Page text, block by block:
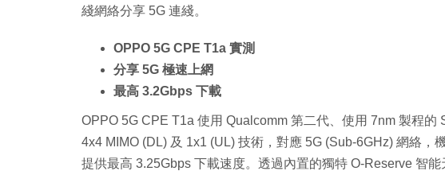
綫網絡分享 5G 連綫。
OPPO 5G CPE T1a 實測
分享 5G 極速上網
最高 3.2Gbps 下載
OPPO 5G CPE T1a 使用 Qualcomm 第二代、使用 7nm 製程的
4x4 MIMO (DL) 及 1x1 (UL) 技術，對應 5G (Sub-6GHz) 網絡，
提供最高 3.25Gbps 下載速度。透過內置的獨特 O-Reserve 智